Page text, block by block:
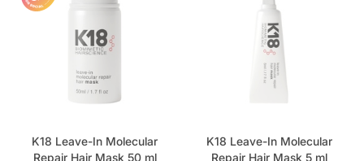
K18 Leave-In Molecular
Repair Hair Mask 50 ml
K18 Leave-In Molecular
Repair Hair Mask 5 ml